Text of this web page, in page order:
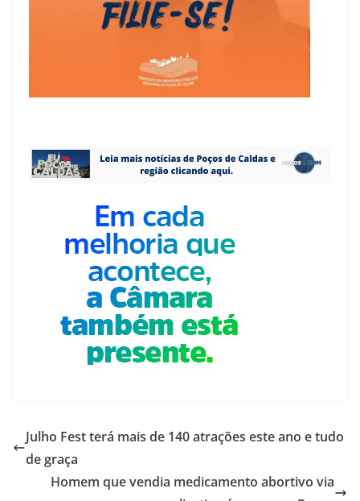
Julho Fest terá mais de 140 atrações este ano e tudo
de graça
Homem que vendia medicamento abortivo via